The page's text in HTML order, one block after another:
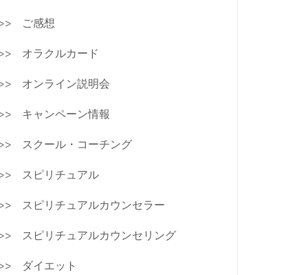
ご感想
オラクルカード
オンライン説明会
キャンペーン情報
スクール・コーチング
スピリチュアル
スピリチュアルカウンセラー
スピリチュアルカウンセリング
ダイエット